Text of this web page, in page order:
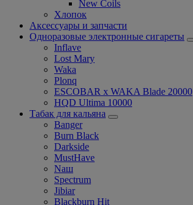
New Coils
Хлопок
Аксессуары и запчасти
Одноразовые электронные сигареты
Inflave
Lost Mary
Waka
Plonq
ESCOBAR x WAKA Blade 20000
HQD Ultima 10000
Табак для кальяна
Banger
Burn Black
Darkside
MustHave
Nаш
Spectrum
Jibiar
Blackburn Hit